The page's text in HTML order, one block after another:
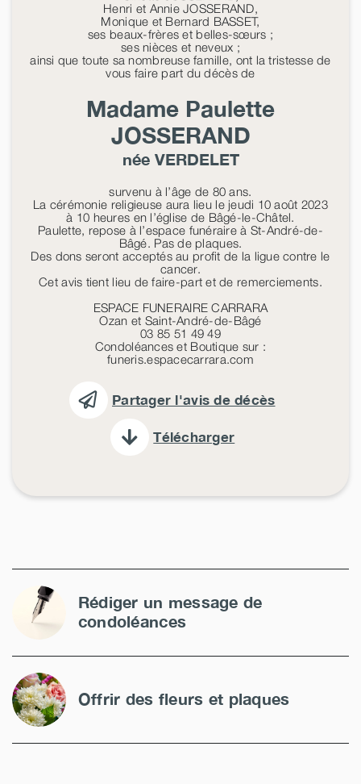
Henri et Annie JOSSERAND,
Monique et Bernard BASSET,
ses beaux-frères et belles-sœurs ;
ses nièces et neveux ;
ainsi que toute sa nombreuse famille, ont la tristesse de
vous faire part du décès de
Madame Paulette
JOSSERAND
née VERDELET
survenu à l’âge de 80 ans.
La cérémonie religieuse aura lieu le jeudi 10 août 2023
à 10 heures en l’église de Bâgé-le-Châtel.
Paulette, repose à l’espace funéraire à St-André-de-
Bâgé. Pas de plaques.
Des dons seront acceptés au profit de la ligue contre le
cancer.
Cet avis tient lieu de faire-part et de remerciements.
ESPACE FUNERAIRE CARRARA
Ozan et Saint-André-de-Bâgé
03 85 51 49 49
Condoléances et Boutique sur :
funeris.espacecarrara.com
Partager l'avis de décès
Télécharger
Rédiger un message de
condoléances
Offrir des fleurs et plaques